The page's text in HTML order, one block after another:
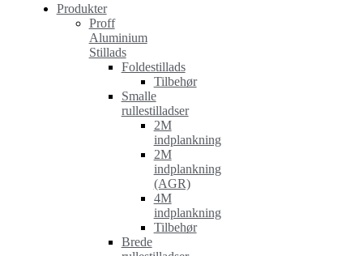
Produkter
Proff
Aluminium
Stillads
Foldestillads
Tilbehør
Smalle
rullestilladser
2M
indplankning
2M
indplankning
(AGR)
4M
indplankning
Tilbehør
Brede